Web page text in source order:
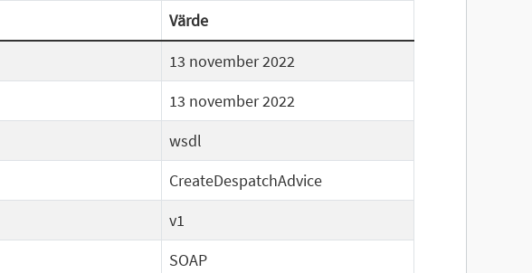
Värde
13 november 2022
13 november 2022
wsdl
CreateDespatchAdvice
v1
SOAP